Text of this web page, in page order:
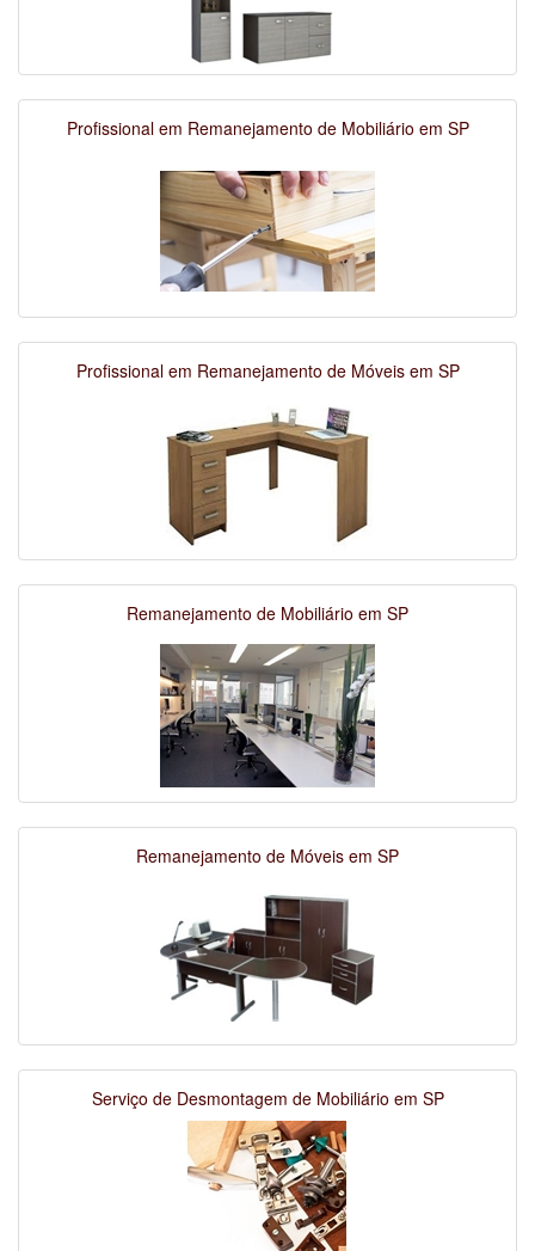
Profissional em Remanejamento de Mobiliário em SP
Profissional em Remanejamento de Móveis em SP
Remanejamento de Mobiliário em SP
Remanejamento de Móveis em SP
Serviço de Desmontagem de Mobiliário em SP